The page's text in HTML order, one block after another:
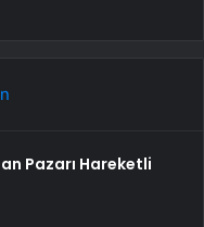
Pazarı Hareketli